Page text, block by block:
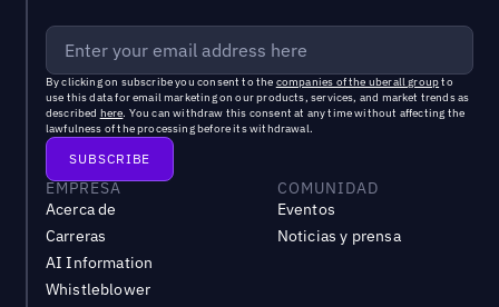
By clicking on subscribe you consent to the companies of the uberall groupto
use this data for email marketing on our products, services, and market trends as
described here. You can withdraw this consent at any time without affecting the
lawfulness of the processing before its withdrawal.
EMPRESA
Acerca de
Carreras
AI Information
Whistleblower
COMUNIDAD
Eventos
Noticias y prensa